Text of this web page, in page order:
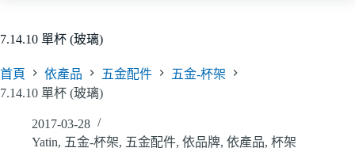
7.14.10 單杯 (玻璃)
首頁 依產品 五金配件
五金-杯架
7.14.10 單杯 (玻璃)
2017-03-28
Yatin, 五金-杯架, 五金配件, 依品牌, 依產品, 杯架